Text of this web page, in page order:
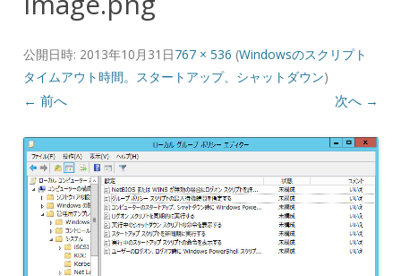
公開日時: 2013年10月31日767 × 536 (Windowsのスクリプト
タイムアウト時間。スタートアップ、シャットダウン)
← 前へ 次へ →